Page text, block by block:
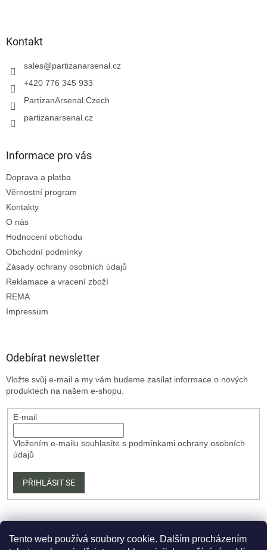
Tento web používá soubory cookie. Dalším procházením
Kontakt
sales@partizanarsenal.cz
+420 776 345 933
PartizanArsenal.Czech
partizanarsenal.cz
Informace pro vás
Doprava a platba
Věrnostní program
Kontakty
O nás
Hodnocení obchodu
Obchodní podmínky
Zásady ochrany osobních údajů
Reklamace a vracení zboží
REMA
Impressum
Odebírat newsletter
Vložte svůj e-mail a my vám budeme zasílat informace o nových
produktech na našem e-shopu.
E-mail
Vložením e-mailu souhlasíte s podmínkami ochrany osobních
údajů
PŘIHLÁSIT SE